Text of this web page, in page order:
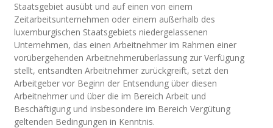
Staatsgebiet ausübt und auf einen von einem
Zeitarbeitsunternehmen oder einem außerhalb des
luxemburgischen Staatsgebiets niedergelassenen
Unternehmen, das einen Arbeitnehmer im Rahmen einer
vorübergehenden Arbeitnehmerüberlassung zur Verfügung
stellt, entsandten Arbeitnehmer zurückgreift, setzt den
Arbeitgeber vor Beginn der Entsendung über diesen
Arbeitnehmer und über die im Bereich Arbeit und
Beschäftigung und insbesondere im Bereich Vergütung
geltenden Bedingungen in Kenntnis.